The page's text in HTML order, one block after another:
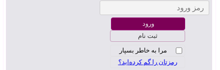
ثبت نام
مرا به خاطر بسپار
رمزتان را گم کرده‌اید؟